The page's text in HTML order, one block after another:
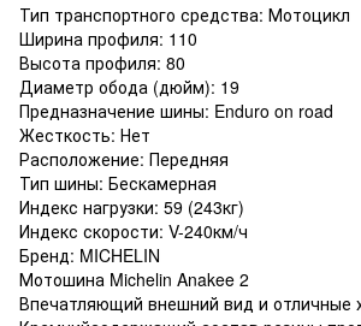
Тип транспортного средства: Мотоцикл
Ширина профиля: 110
Высота профиля: 80
Диаметр обода (дюйм): 19
Предназначение шины: Enduro on road
Жесткость: Нет
Расположение: Передняя
Тип шины: Бескамерная
Индекс нагрузки: 59 (243кг)
Индекс скорости: V-240км/ч
Бренд: MICHELIN
Мотошина Michelin Anakee 2
Впечатляющий внешний вид и отличные